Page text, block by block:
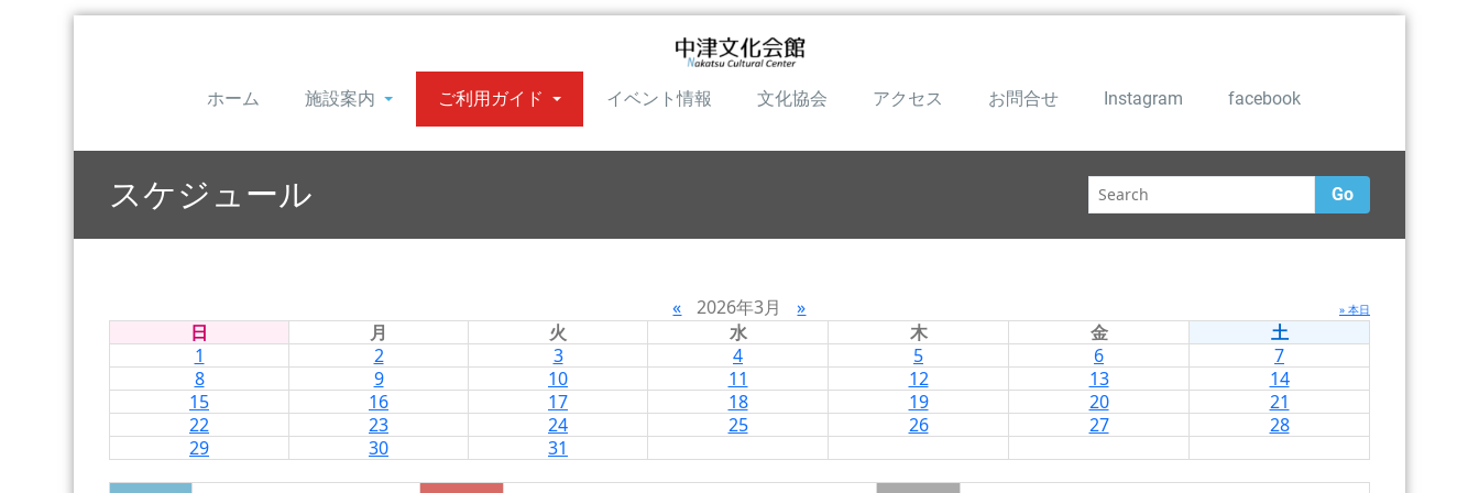
ホーム 施設案内 ご利用ガイド イベント情報 文化協会 アクセス お問合せ Instagram facebook
スケジュール Go
« 2026年3月 » » 本日
日 月 火 水 木 金
土
1
2 3 4 5 6
7
8
9 10 11 12 13
14
15
16 17 18 19 20
21
22
23 24 25 26 27
28
29
30 31